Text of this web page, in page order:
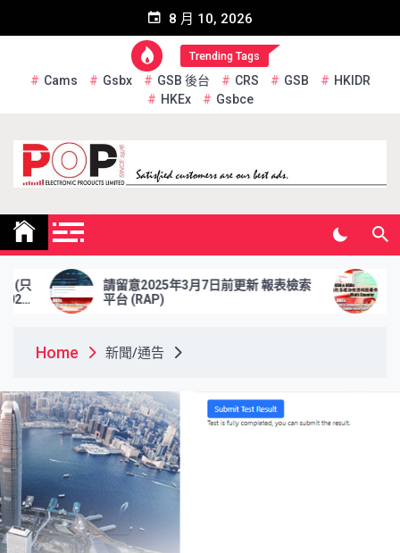
8 月 10, 2026
Trending Tags
Cams Gsbx GSB 後台 CRS GSB
HKIDR
HKEx
Gsbce
Pop Electronic Products
Limited
請留意2025年3月7日前更新 報表檢索
平台 (RAP)
於2025年2
資格證券交
Home 新聞/通告